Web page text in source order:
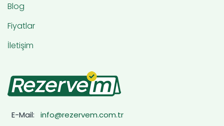
Blog
Fiyatlar
İletişim
E-Mail:
info@rezervem.com.tr